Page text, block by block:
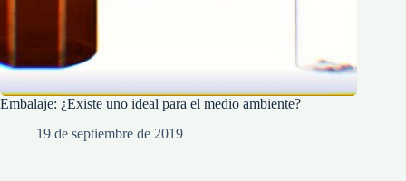
Embalaje: ¿Existe uno ideal para el medio ambiente?
19 de septiembre de 2019